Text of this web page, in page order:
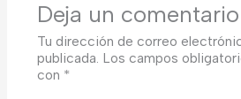
Deja un comentario
Tu dirección de correo
publicada. Los campos
con *